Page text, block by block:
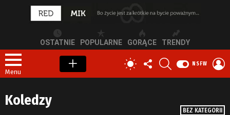
OSTATNIE POPULARNE GORĄCE TRENDY
Menu
PRZEŁĄCZ
SKÓRKĘ
OBSERWUJ
NAS
NSFW
BEZ KATEGORII
Koledzy